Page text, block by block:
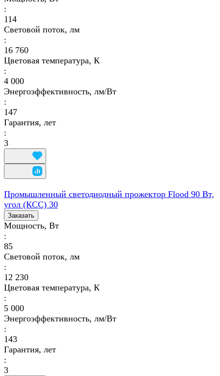
:
114
Световой поток, лм
:
16 760
Цветовая температура, К
:
4 000
Энергоэффективность, лм/Вт
:
147
Гарантия, лет
:
3
Промышленный светодиодный прожектор Flood 90 Вт,
угол (КСС) 30
Заказать
Мощность, Вт
:
85
Световой поток, лм
:
12 230
Цветовая температура, К
:
5 000
Энергоэффективность, лм/Вт
:
143
Гарантия, лет
:
3